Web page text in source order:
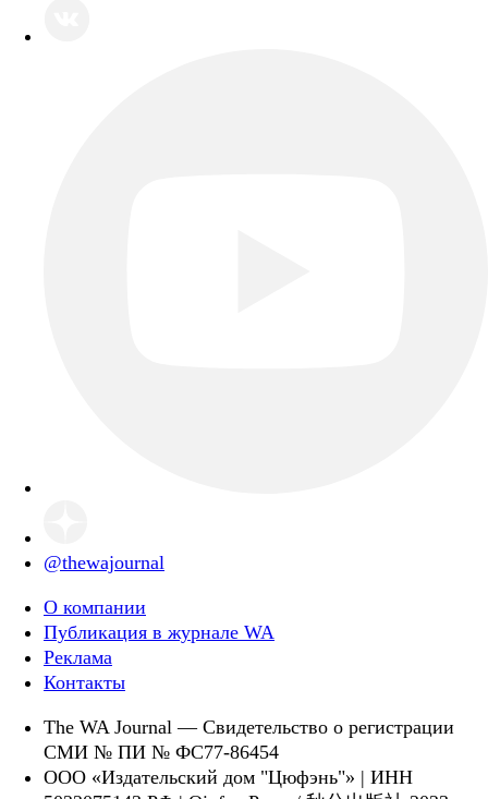
@thewajournal
О компании
Публикация в журнале WA
Реклама
Контакты
The WA Journal — Свидетельство о регистрации
СМИ № ПИ № ФС77-86454
ООО «Издательский дом "Цюфэнь"» | ИНН